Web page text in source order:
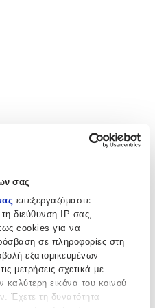
σας
επεξεργαζόμαστε
διεύθυνση IP σας,
cookies για να
σε πληροφορίες στη
εξατομικευμένων
μετρήσεις σχετικά με
καλύτερη εικόνα του κοινού
Έχετε τη δυνατότητα